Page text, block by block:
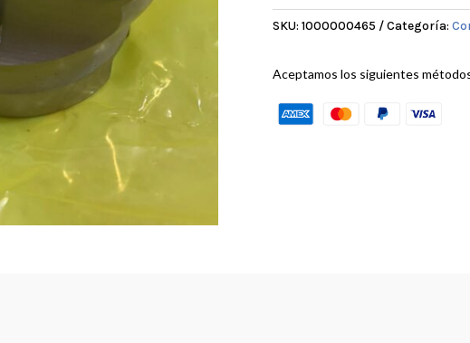
cantidad
SKU: 1000000465 Categoría:
Aceptamos los siguientes